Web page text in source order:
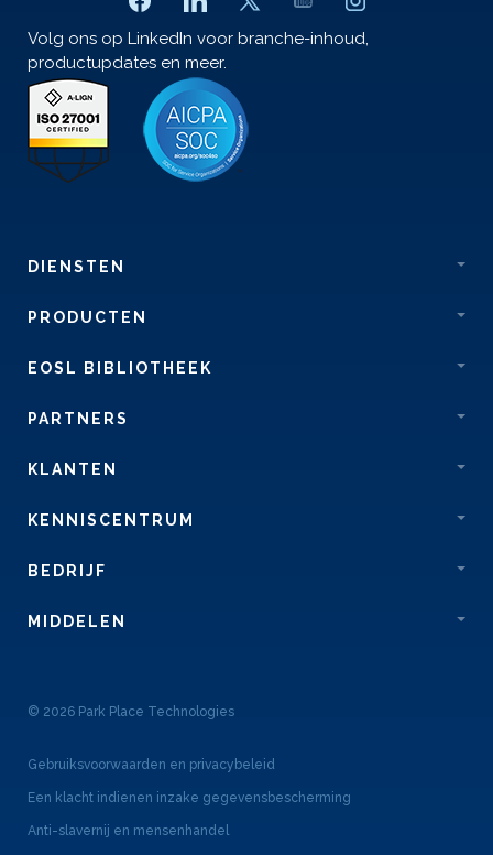
Volg ons op LinkedIn voor branche-inhoud,
productupdates en meer.
DIENSTEN
PRODUCTEN
EOSL BIBLIOTHEEK
PARTNERS
KLANTEN
KENNISCENTRUM
BEDRIJF
MIDDELEN
© 2026 Park Place Technologies
Gebruiksvoorwaarden en privacybeleid
Een klacht indienen inzake gegevensbescherming
Anti-slavernij en mensenhandel